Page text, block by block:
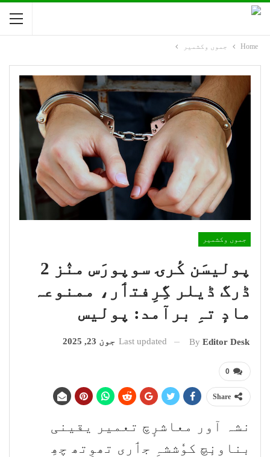
Home جموں وکشمیر
جموں وکشمیر
پولیسَن کٔرۍ سوپورَس منٛز 2
ڈرگ ڈیلر گِرِفتٲر، ممنوعہ
مادٕ تہِ برآمد: پولیس
By Editor Desk
Last updated جون 23, 2025
0
Share
نشہ آور معاشرٕچ تعمیر یقینی
بناونٕچ کوٗششہِ جٲری تھوِتھ چھِ